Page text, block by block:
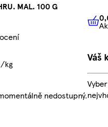
MAL. 100 G
kg
nedostupný.
Váš